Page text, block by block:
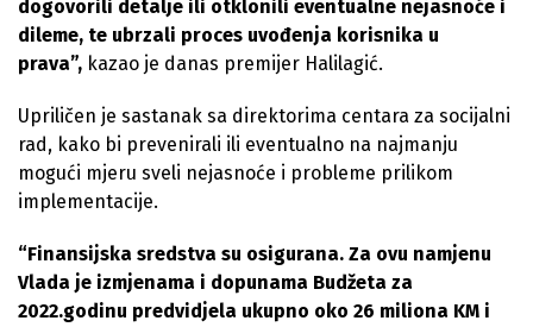
dogovorili detalje ili otklonili eventualne nejasnoće i
dileme, te ubrzali proces uvođenja korisnika u
prava”, kazao je danas premijer Halilagić.
Upriličen je sastanak sa direktorima centara za socijalni
rad, kako bi prevenirali ili eventualno na najmanju
mogući mjeru sveli nejasnoće i probleme prilikom
implementacije.
“Finansijska sredstva su osigurana. Za ovu namjenu
Vlada je izmjenama i dopunama Budžeta za
2022.godinu predvidjela ukupno oko 26 miliona KM i